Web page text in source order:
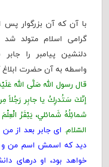
گرامی اسلام متولد
دلنشين پيامبر را
واسطه به آن حضرت ابلاغ
قال رسول الله صَلَّى الله
إنّكَ سَتُدرِكُ یا جابِر
شمائِلُهُ شَمائلي، یَبْقَرُ
السّلام. ای جابر بعد از
دید که اسمش اسم من و
خواهد بود، او درهای